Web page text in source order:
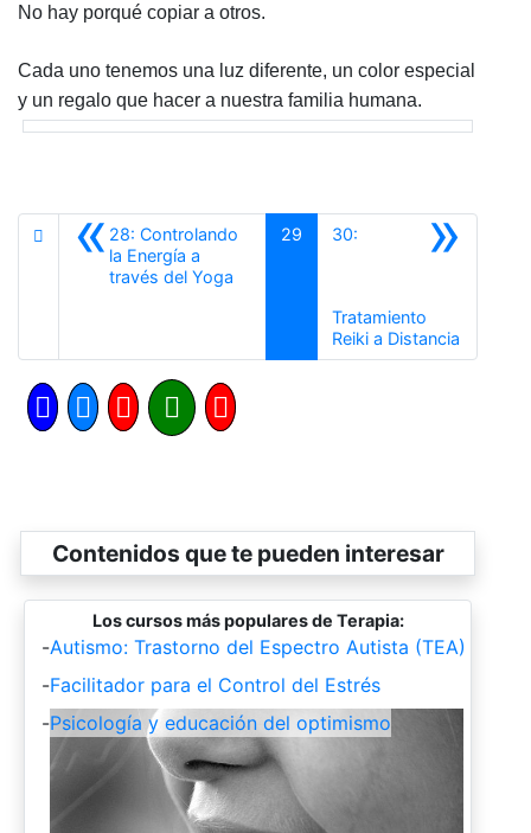
No hay porqué copiar a otros.
Cada uno tenemos una luz diferente, un color especial
y un regalo que hacer a nuestra familia humana.
«28: Controlando
la Energía a
través del Yoga
29 »
30:
Tratamiento
Reiki a Distancia
Contenidos que te pueden interesar
Los cursos más populares de Terapia:
-Autismo: Trastorno del Espectro Autista (TEA)
-Facilitador para el Control del Estrés
-Psicología y educación del optimismo